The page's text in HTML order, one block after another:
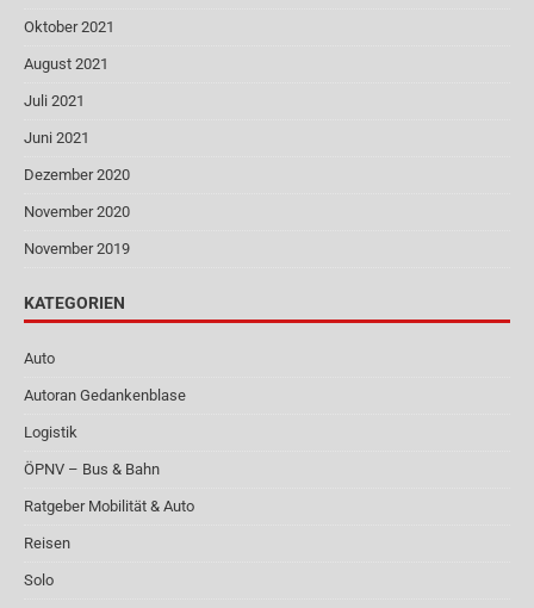
Oktober 2021
August 2021
Juli 2021
Juni 2021
Dezember 2020
November 2020
November 2019
KATEGORIEN
Auto
Autoran Gedankenblase
Logistik
ÖPNV – Bus & Bahn
Ratgeber Mobilität & Auto
Reisen
Solo